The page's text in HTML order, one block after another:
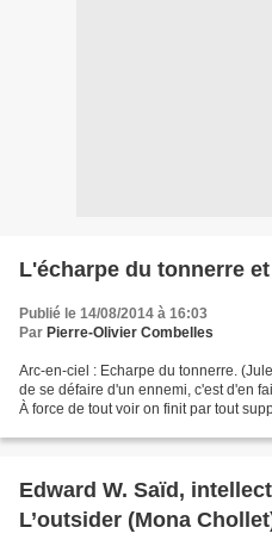
L'écharpe du tonnerre
Publié le 14/08/2014 à 16:03
Par Pierre-Olivier Combelles
Arc-en-ciel : Echarpe du tonnerre.
de se défaire d'un ennemi, c'est d'en
À force de tout voir on finit par tout
Edward W. Saïd,
L’outsider (Mona